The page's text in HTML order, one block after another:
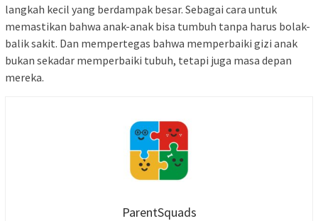
langkah kecil yang berdampak besar. Sebagai cara untuk
memastikan bahwa anak-anak bisa tumbuh tanpa harus bolak-
balik sakit. Dan mempertegas bahwa memperbaiki gizi anak
bukan sekadar memperbaiki tubuh, tetapi juga masa depan
mereka.
ParentSquads